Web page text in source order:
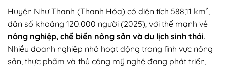
Huyện Như Thanh (Thanh Hóa) có diện tích 588,11 km²,
dân số khoảng 120.000 người (2025), với thế mạnh về
nông nghiệp, chế biến nông sản và du lịch sinh thái.
Nhiều doanh nghiệp nhỏ hoạt động trong lĩnh vực nông
sản, thực phẩm và thủ công mỹ nghệ đang phát triển,